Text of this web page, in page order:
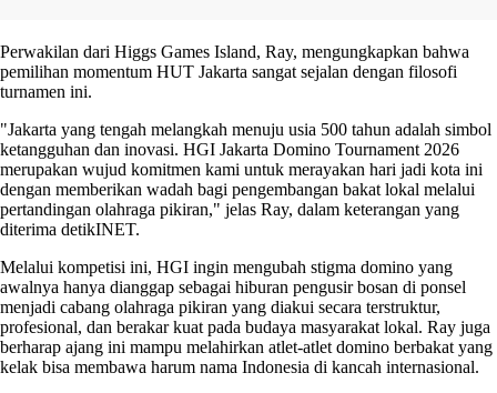
Perwakilan dari Higgs Games Island, Ray, mengungkapkan bahwa
pemilihan momentum HUT Jakarta sangat sejalan dengan filosofi
turnamen ini.
"Jakarta yang tengah melangkah menuju usia 500 tahun adalah simbol
ketangguhan dan inovasi. HGI Jakarta Domino Tournament 2026
merupakan wujud komitmen kami untuk merayakan hari jadi kota ini
dengan memberikan wadah bagi pengembangan bakat lokal melalui
pertandingan olahraga pikiran," jelas Ray, dalam keterangan yang
diterima detikINET.
Melalui kompetisi ini, HGI ingin mengubah stigma domino yang
awalnya hanya dianggap sebagai hiburan pengusir bosan di ponsel
menjadi cabang olahraga pikiran yang diakui secara terstruktur,
profesional, dan berakar kuat pada budaya masyarakat lokal. Ray juga
berharap ajang ini mampu melahirkan atlet-atlet domino berbakat yang
kelak bisa membawa harum nama Indonesia di kancah internasional.